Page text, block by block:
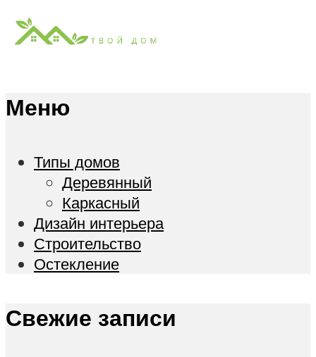
Меню
Типы домов
Деревянный
Каркасный
Дизайн интерьера
Строительство
Остекление
Свежие записи